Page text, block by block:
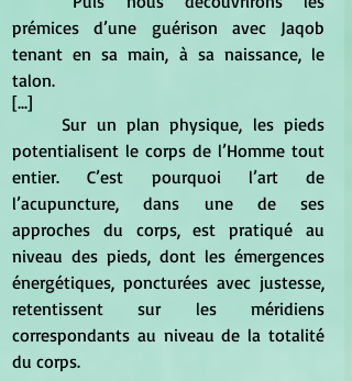
prémices d’une guérison avec Jaqob
tenant en sa main, à sa naissance, le
talon.
[...]
potentialisent le corps de l’Homme tout
entier. C’est pourquoi l’art de
l’acupuncture, dans une de ses
approches du corps, est pratiqué au
niveau des pieds, dont les émergences
énergétiques, poncturées avec justesse,
retentissent sur les méridiens
correspondants au niveau de la totalité
du corps.